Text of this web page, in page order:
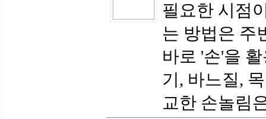
필요한 시점
는 방법은 주
바로 '손'을
기, 바느질,
교한 손놀림